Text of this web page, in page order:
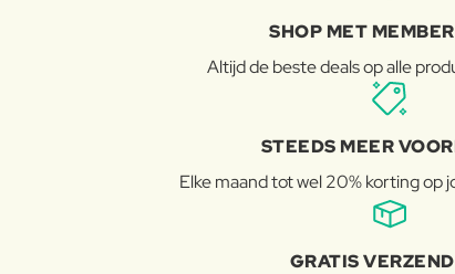
SHOP MET
Altijd de beste deals op alle
STEEDS MEER
Elke maand tot wel 20% korting op
GRATIS